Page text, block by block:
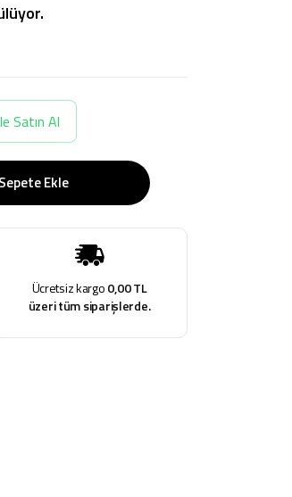
Satın Al
Sepete Ekle
Ücretsiz kargo0,00 TL
üzeri tüm siparişlerde.